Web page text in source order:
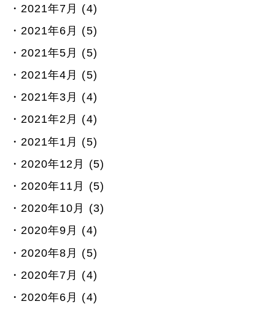
2021年7月 (4)
2021年6月 (5)
2021年5月 (5)
2021年4月 (5)
2021年3月 (4)
2021年2月 (4)
2021年1月 (5)
2020年12月 (5)
2020年11月 (5)
2020年10月 (3)
2020年9月 (4)
2020年8月 (5)
2020年7月 (4)
2020年6月 (4)